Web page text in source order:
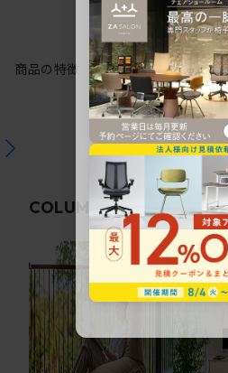
商品の特徴
COLUMN関連コラム